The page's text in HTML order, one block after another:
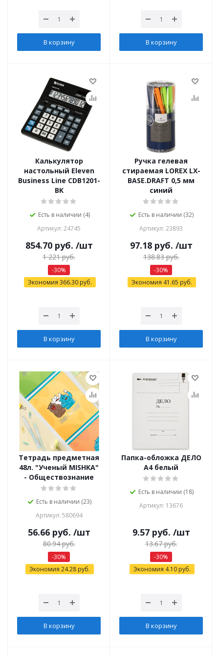
В корзину В корзину
Калькулятор
настольный Eleven
Business Line CDB1201-
BK
Есть в наличии (4)
Артикул: 24745
854.70руб. /шт
1 221руб.
-30%
Экономия 366.30руб.
В корзину
Ручка гелевая
стираемая LOREX LX-
BASE.DRAFT 0,5 мм
синий
Есть в наличии (32)
Артикул: 23893
97.18руб. /шт
138.83руб.
-30%
Экономия 41.65 руб.
В корзину
Тетрадь предметная
48л. "Ученый MISHKA"
- Обществознание
Есть в наличии (23)
Артикул: 580694
56.66руб. /шт
80.94руб.
-30%
Экономия 24.28 руб.
В корзину
Папка-обложка ДЕЛО
А4 белый
Есть в наличии (18)
Артикул: 13676
9.57руб. /шт
13.67руб.
-30%
Экономия 4.10руб.
В корзину